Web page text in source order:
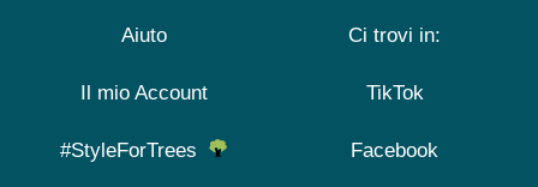
Aiuto
Il mio Account
#StyleForTrees
Ci trovi in:
TikTok
Facebook